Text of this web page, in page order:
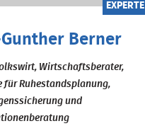
EXPERTE
Gunther Berner
Wirtschaftsberater,
für Ruhestandsplanung,
und